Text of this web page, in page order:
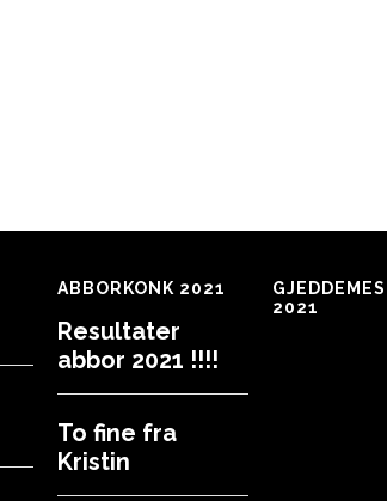
ABBORKONK 2021
Resultater
abbor 2021 !!!!
To fine fra
Kristin
2021